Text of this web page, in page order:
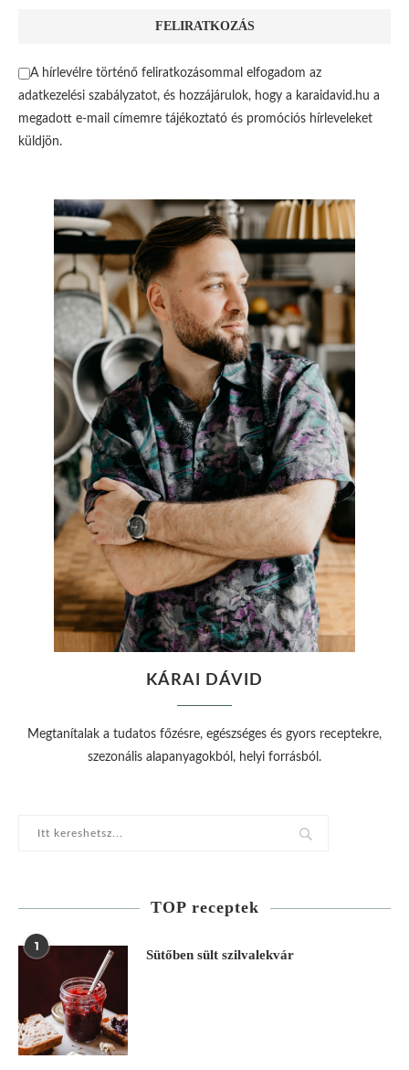
A hírlevélre történő feliratkozásommal elfogadom az
adatkezelési szabályzatot, és hozzájárulok, hogy a karaidavid.hu a
megadott e-mail címemre tájékoztató és promóciós hírleveleket
küldjön.
KÁRAI DÁVID
Megtanítalak a tudatos főzésre, egészséges és gyors receptekre,
szezonális alapanyagokból, helyi forrásból.
TOP receptek
1
Sütőben sült szilvalekvár